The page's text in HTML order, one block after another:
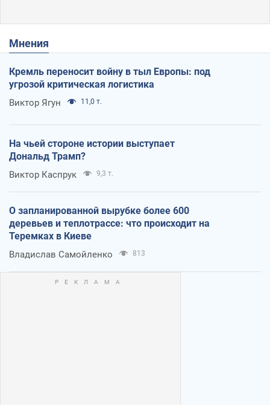
Мнения
Кремль переносит войну в тыл Европы: под
угрозой критическая логистика
Виктор Ягун 11,0 т.
На чьей стороне истории выступает
Дональд Трамп?
Виктор Каспрук 9,3 т.
О запланированной вырубке более 600
деревьев и теплотрассе: что происходит на
Теремках в Киеве
Владислав Самойленко 813